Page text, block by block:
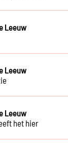
Leeuw
Leeuw
Leeuw
het hier